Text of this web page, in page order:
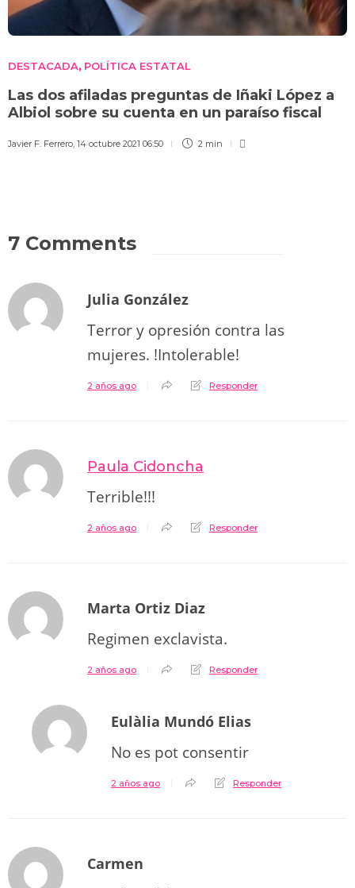
DESTACADA, POLÍTICA ESTATAL
Las dos afiladas preguntas de Iñaki López a
Albiol sobre su cuenta en un paraíso fiscal
Javier F. Ferrero 14 octubre 2021 06:50 2 min
7 Comments
Julia González
Terror y opresión contra las
mujeres. !Intolerable!
2 años ago Responder
Paula Cidoncha
Terrible!!!
2 años ago Responder
Marta Ortiz Diaz
Regimen exclavista.
2 años ago Responder
Eulàlia Mundó Elias
No es pot consentir
2 años ago Responder
Carmen